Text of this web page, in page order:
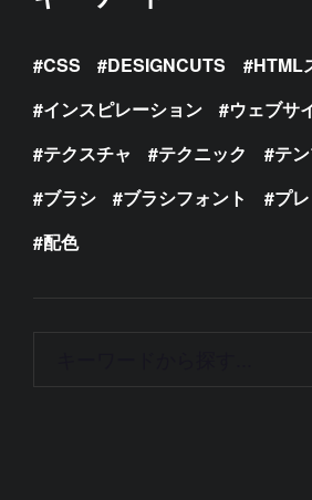
CSS DESIGNCUTS HTML
インスピレーション
ウェブサ
テクスチャ
テクニック テ
ブラシ
ブラシフォント プ
配色